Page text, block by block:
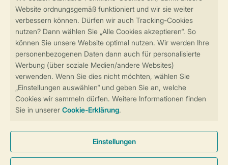
Sicherstellung Deiner Privatsphäre
Sicher und schnell zur Online-Buchung
Sichere Datenübertragung
Sicheres Bezahlen